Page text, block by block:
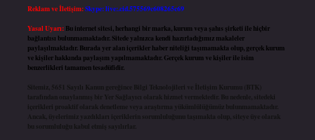
Reklam ve İletişim:Skype: live:.cid.575569c608265c69
Yasal Uyarı: Bu internet sitesi, herhangi bir marka, kurum veya şahıs şirketi ile hiçbir
bağlantısı bulunmamaktadır. Sitede yalnızca kendi hazırladığımız makaleler
paylaşılmaktadır. Burada yer alan içerikler haber niteliği taşımamakta olup, gerçek kurum
ve kişiler hakkında paylaşım yapılmamaktadır. Gerçek kurum ve kişiler ile isim
benzerlikleri tamamen tesadüfidir.
Sitemiz, 5651 Sayılı Kanun gereğince Bilgi Teknolojileri ve İletişim Kurumu (BTK)
tarafından onaylanmış bir Yer Sağlayıcı olarak hizmet vermektedir. Bu nedenle, sitedeki
içerikleri proaktif olarak denetleme veya araştırma yükümlülüğümüz bulunmamaktadır.
Ancak, üyelerimiz yazdıkları içeriklerin sorumluluğunu taşımakta olup, siteye üye olarak
bu sorumluluğu kabul etmiş sayılırlar.